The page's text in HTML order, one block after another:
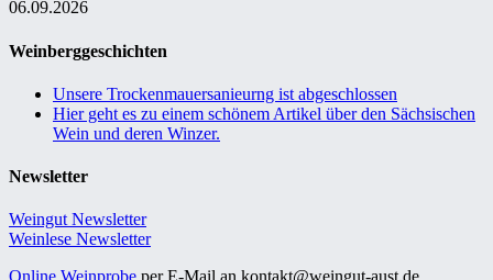
06.09.2026
Weinberggeschichten
Unsere Trockenmauersanieurng ist abgeschlossen
Hier geht es zu einem schönem Artikel über den Sächsischen
Wein und deren Winzer.
Newsletter
Weingut Newsletter
Weinlese Newsletter